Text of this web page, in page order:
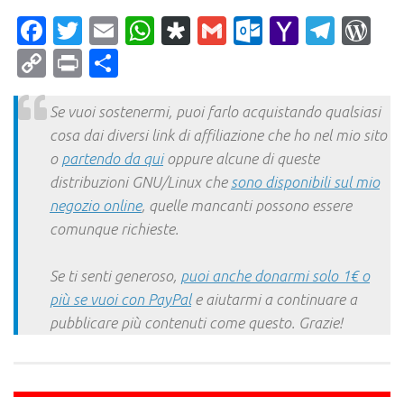
Facebook
Twitter
EmailWhatsApp
Diaspora
Gmail Yahoo
CopyPrint
Se vuoi sostenermi, puoi farlo acquistando qualsiasi
cosa dai diversi link di affiliazione che ho nel mio sito
o partendo da quioppure alcune di queste
distribuzioni GNU/Linux che sono disponibili sul mio
negozio online, quelle mancanti possono essere
comunque richieste.
Se ti senti generoso, puoi anche donarmi solo 1€ o
più se vuoi con PayPale aiutarmi a continuare a
pubblicare più contenuti come questo. Grazie!